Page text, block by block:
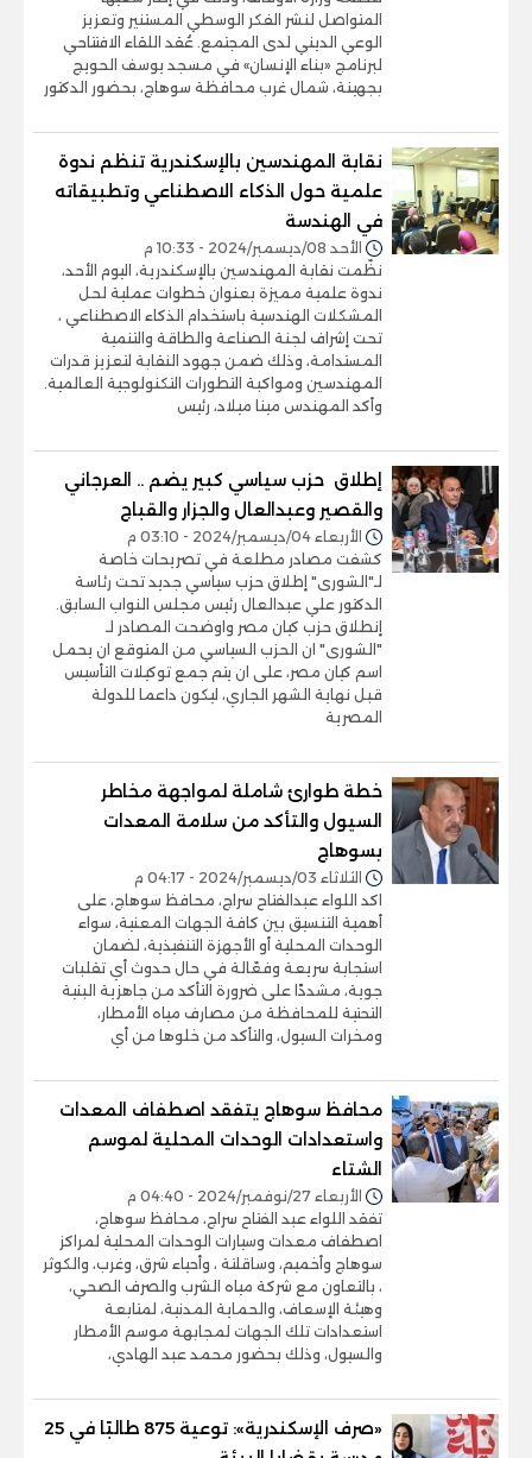
المتواصل لنشر الفكر الوسطي المستنير وتعزيز
الوعي الديني لدى المجتمع. عُقد اللقاء الافتتاحي
لبرنامج «بناء الإنسان» في مسجد يوسف الحويج
بجهينة، شمال غرب محافظة سوهاج، بحضور الدكتور
نقابة المهندسين بالإسكندرية تنظم ندوة
علمية حول الذكاء الاصطناعي وتطبيقاته
في الهندسة
الأحد 08/ديسمبر/2024 - 10:33 م
نظّمت نقابة المهندسين بالإسكندرية، اليوم الأحد،
ندوة علمية مميزة بعنوان خطوات عملية لحل
المشكلات الهندسية باستخدام الذكاء الاصطناعي ،
تحت إشراف لجنة الصناعة والطاقة والتنمية
المستدامة، وذلك ضمن جهود النقابة لتعزيز قدرات
المهندسين ومواكبة التطورات التكنولوجية العالمية.
وأكد المهندس مينا ميلاد، رئيس
إطلاق حزب سياسي كبير يضم .. العرجاني
والقصير وعبدالعال والجزار والقباج
الأربعاء 04/ديسمبر/2024 - 03:10 م
كشفت مصادر مطلعة في تصريحات خاصة
لـ"الشورى" إطلاق حزب سياسي جديد تحت رئاسة
الدكتور علي عبدالعال رئيس مجلس النواب السابق.
إنطلاق حزب كيان مصر واوضحت المصادر لـ
"الشورى" ان الحزب السياسي من المتوقع ان يحمل
اسم كيان مصر، على ان يتم جمع توكيلات التأسيس
قبل نهاية الشهر الجاري، ليكون داعما للدولة
المصرية
خطة طوارئ شاملة لمواجهة مخاطر
السيول والتأكد من سلامة المعدات
بسوهاج
الثلاثاء 03/ديسمبر/2024 - 04:17 م
اكد اللواء عبدالفتاح سراج، محافظ سوهاج، على
أهمية التنسيق بين كافة الجهات المعنية، سواء
الوحدات المحلية أو الأجهزة التنفيذية، لضمان
استجابة سريعة وفعّالة في حال حدوث أي تقلبات
جوية، مشددًا على ضرورة التأكد من جاهزية البنية
التحتية للمحافظة من مصارف مياه الأمطار،
ومخرات السيول، والتأكد من خلوها من أي
محافظ سوهاج يتفقد اصطفاف المعدات
واستعدادات الوحدات المحلية لموسم
الشتاء
الأربعاء 27/نوفمبر/2024 - 04:40 م
تفقد اللواء عبد الفتاح سراج، محافظ سوهاج،
اصطفاف معدات وسيارات الوحدات المحلية لمراكز
سوهاج وأخميم، وساقلتة ، وأحياء شرق، وغرب، والكوثر
، بالتعاون مع شركة مياه الشرب والصرف الصحي،
وهيئة الإسعاف، والحماية المدنية، لمتابعة
استعدادات تلك الجهات لمجابهة موسم الأمطار
والسيول، وذلك بحضور محمد عبد الهادي،
«صرف الإسكندرية»: توعية 875 طالبًا في 25